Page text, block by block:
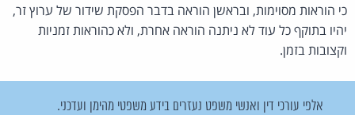
כי הוראות מסוימות, ובראשן הוראה בדבר הפסקת שידור של ערוץ זר,
יהיו בתוקף כל עוד לא ניתנה הוראה אחרת, ולא כהוראות זמניות
וקצובות בזמן.
אלפי עורכי דין ואנשי משפט נעזרים בידע משפטי מהימן ועדכני.